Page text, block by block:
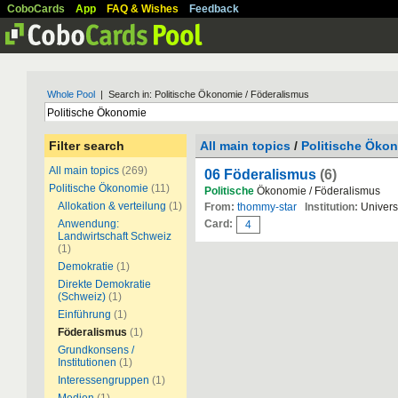
CoboCards App FAQ & Wishes Feedback
Whole Pool | Search in: Politische Ökonomie / Föderalismus
Filter search
All main topics (269)
Politische Ökonomie (11)
Allokation & verteilung (1)
Anwendung:
Landwirtschaft Schweiz
(1)
Demokratie (1)
Direkte Demokratie
(Schweiz) (1)
Einführung (1)
Föderalismus (1)
Grundkonsens /
Institutionen (1)
Interessengruppen (1)
All main topics / Politische
06 Föderalismus (6)
Politische Ökonomie / Föderalismus
From: thommy-star Institution:
Card:
4